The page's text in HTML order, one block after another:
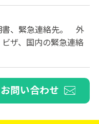
、緊急連絡先。 外
ザ、国内の緊急連絡
お問い合わせ